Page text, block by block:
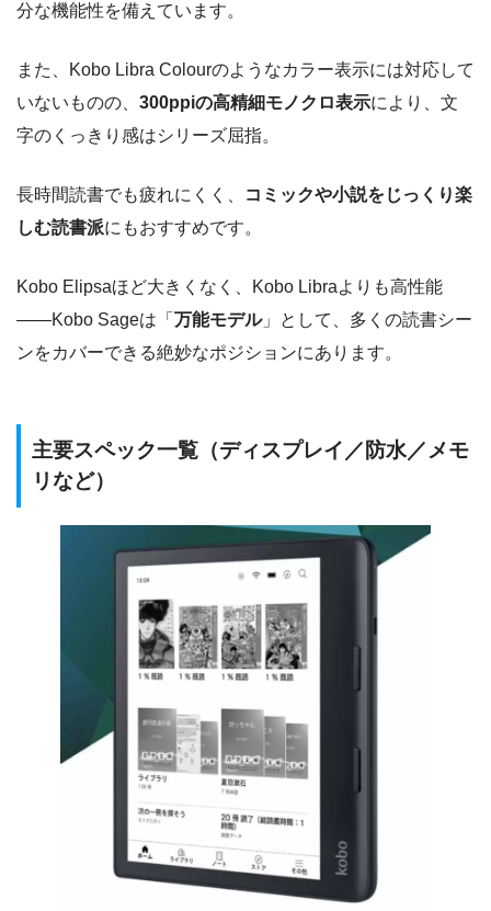
分な機能性を備えています。
また、Kobo Libra Colourのようなカラー表示には対応して
いないものの、 300ppiの高精細モノクロ表示により、文
字のくっきり感はシリーズ屈指。
長時間読書でも疲れにくく、
コミックや小説をじっくり楽
しむ読書派にもおすすめです。
Kobo Elipsaほど大きくなく、Kobo Libraよりも高性能
――Kobo Sageは「 万能モデル」として、多くの読書シー
ンをカバーできる絶妙なポジションにあります。
主要スペック一覧（ディスプレイ／防水／メモ
リなど）